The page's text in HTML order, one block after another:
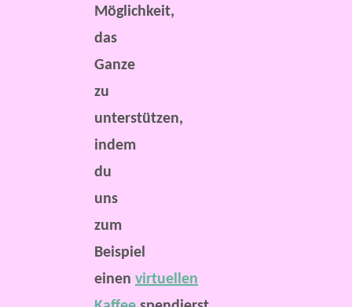
Möglichkeit,
das
Ganze
zu
unterstützen,
indem
du
uns
zum
Beispiel
einen virtuellen